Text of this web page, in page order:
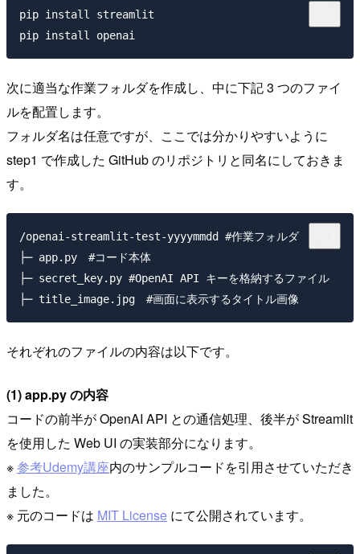
pip install streamlit
次に適当な作業フォルダを作成し、中に下記 3 つのファイ
ルを配置します。
フォルダ名は任意ですが、ここでは分かりやすいように
step1 で作成した GitHub のリポジトリと同名にしておきま
す。
/openai-streamlit-test-yyyymmdd #作業フォルダ
├─ app.py　#コード本体
├─ secret_key.py #OpenAI API キーを格納するファイル
それぞれのファイルの内容は以下です。
(1) app.py の内容
コードの前半が OpenAI API との通信処理、後半が Streamlit
を使用した Web UI の実装部分になります。
※参考Udemy講座内のサンプルコードを引用させていただき
ました。
※ 元のコードは MIT License にて公開されています。